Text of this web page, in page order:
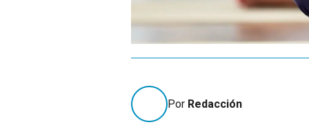
Por Redacción